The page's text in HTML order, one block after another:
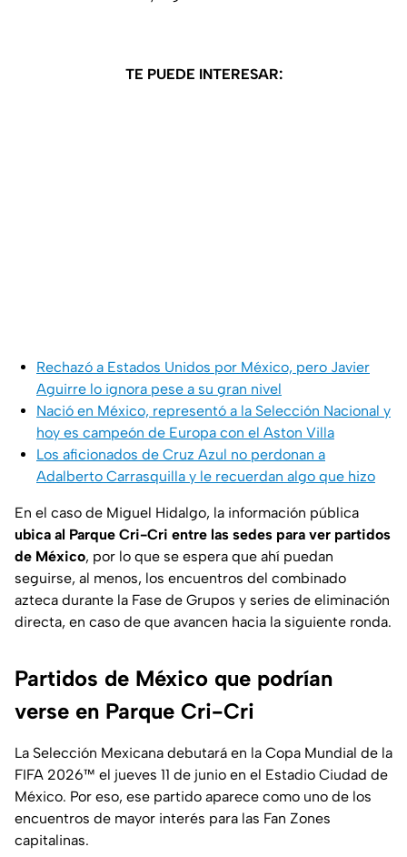
TE PUEDE INTERESAR:
Rechazó a Estados Unidos por México, pero Javier
Aguirre lo ignora pese a su gran nivel
Nació en México, representó a la Selección Nacional y
hoy es campeón de Europa con el Aston Villa
Los aficionados de Cruz Azul no perdonan a
Adalberto Carrasquilla y le recuerdan algo que hizo
En el caso de Miguel Hidalgo, la información pública
ubica al Parque Cri-Cri entre las sedes para ver partidos
de México, por lo que se espera que ahí puedan
seguirse, al menos, los encuentros del combinado
azteca durante la Fase de Grupos y series de eliminación
directa, en caso de que avancen hacia la siguiente ronda.
Partidos de México que podrían
verse en Parque Cri-Cri
La Selección Mexicana debutará en la Copa Mundial de la
FIFA 2026™ el jueves 11 de junio en el Estadio Ciudad de
México. Por eso, ese partido aparece como uno de los
encuentros de mayor interés para las Fan Zones
capitalinas.